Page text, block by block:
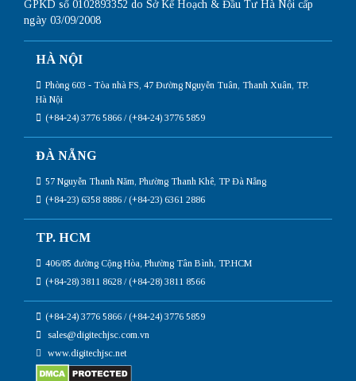
GPKD số 0102893352 do Sở Kế Hoạch & Đầu Tư Hà Nội cấp
ngày 03/09/2008
HÀ NỘI
Phòng 603 - Tòa nhà FS, 47 Đường Nguyễn Tuân, Thanh Xuân, TP.
Hà Nội
(+84-24) 3776 5866 / (+84-24) 3776 5859
ĐÀ NẴNG
57 Nguyễn Thanh Năm, Phường Thanh Khê, TP Đà Nẵng
(+84-23) 6358 8886 / (+84-23) 6361 2886
TP. HCM
406/85 đường Cộng Hòa, Phường Tân Bình, TP.HCM
(+84-28) 3811 8628 / (+84-28) 3811 8566
(+84-24) 3776 5866 / (+84-24) 3776 5859
sales@digitechjsc.com.vn
www.digitechjsc.net